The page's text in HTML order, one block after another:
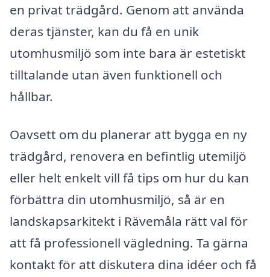
en privat trädgård. Genom att använda
deras tjänster, kan du få en unik
utomhusmiljö som inte bara är estetiskt
tilltalande utan även funktionell och
hållbar.
Oavsett om du planerar att bygga en ny
trädgård, renovera en befintlig utemiljö
eller helt enkelt vill få tips om hur du kan
förbättra din utomhusmiljö, så är en
landskapsarkitekt i Rävemåla rätt val för
att få professionell vägledning. Ta gärna
kontakt för att diskutera dina idéer och få